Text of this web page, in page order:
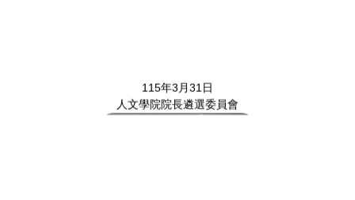
人文學院院長遴選委員會